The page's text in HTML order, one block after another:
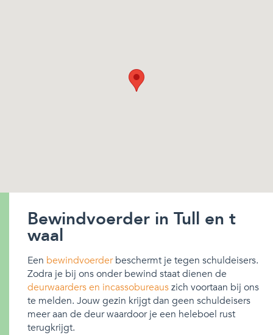
Bewindvoerder in Tull en t
waal
Een bewindvoerderbeschermt je tegen schuldeisers.
Zodra je bij ons onder bewind staat dienen de
deurwaarders en incassobureauszich voortaan bij ons
te melden. Jouw gezin krijgt dan geen schuldeisers
meer aan de deur waardoor je een heleboel rust
terugkrijgt.